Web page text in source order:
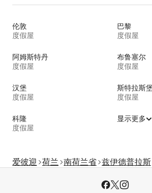
伦敦
度假屋
巴黎
度假屋
阿姆斯特丹
度假屋
布鲁塞尔
度假屋
汉堡
度假屋
斯特拉斯堡
度假屋
科隆
度假屋
显示更多
爱彼迎 荷兰 南荷兰省 兹伊德普拉斯